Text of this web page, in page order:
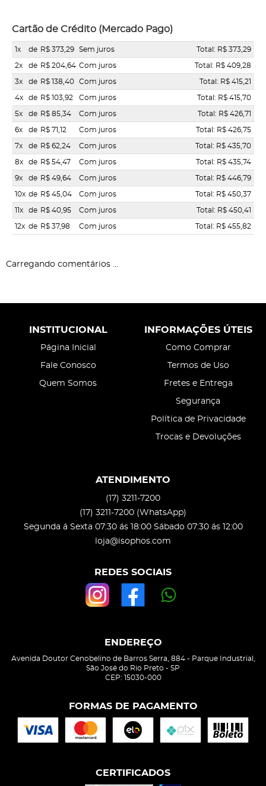
Cartão de Crédito (Mercado Pago)
1x de R$ 373,29 Sem juros Total: R$ 373,29
2x de R$ 204,64 Com juros Total: R$ 409,28
3x de R$ 138,40 Com juros Total: R$ 415,21
4x de R$ 103,92 Com juros Total: R$ 415,70
5x de R$ 85,34 Com juros Total: R$ 426,71
6x de R$ 71,12 Com juros Total: R$ 426,75
7x de R$ 62,24 Com juros Total: R$ 435,70
8x de R$ 54,47 Com juros Total: R$ 435,74
9x de R$ 49,64 Com juros Total: R$ 446,79
10x de R$ 45,04 Com juros Total: R$ 450,37
11x de R$ 40,95 Com juros Total: R$ 450,41
12x de R$ 37,98 Com juros Total: R$ 455,82
Carregando comentários ...
INSTITUCIONAL
Página Inicial
Fale Conosco
Quem Somos
INFORMAÇÕES ÚTEIS
Como Comprar
Termos de Uso
Fretes e Entrega
Segurança
Política de Privacidade
Trocas e Devoluções
ATENDIMENTO
(17) 3211-7200
(17) 3211-7200 (WhatsApp)
Segunda á Sexta 07:30 ás 18:00 Sábado 07:30 ás 12:00
loja@isophos.com
REDES SOCIAIS
ENDEREÇO
Avenida Doutor Cenobelino de Barros Serra, 884- Parque Industrial,
São José do Rio Preto - SP
CEP: 15030-000
FORMAS DE PAGAMENTO
CERTIFICADOS